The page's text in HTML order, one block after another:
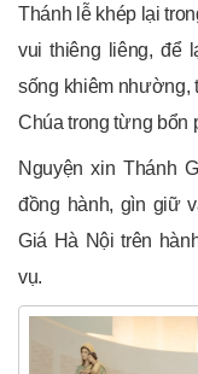
Thánh lễ khép lại
vui thiêng liêng, để
sống khiêm nhường,
Chúa trong từng bổn
Nguyện xin Thánh
đồng hành, gìn giữ
Giá Hà Nội trên
vụ.